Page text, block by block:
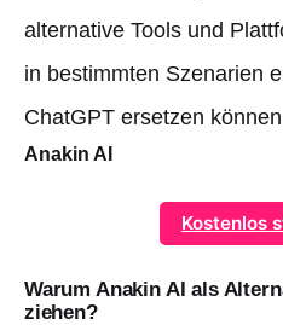
alternative Tools und
in bestimmten Szenarien
ChatGPT ersetzen
Anakin AI
Kostenlos
Warum Anakin AI als
ziehen?